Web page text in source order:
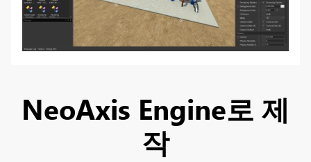
NeoAxis Engine로 제
작